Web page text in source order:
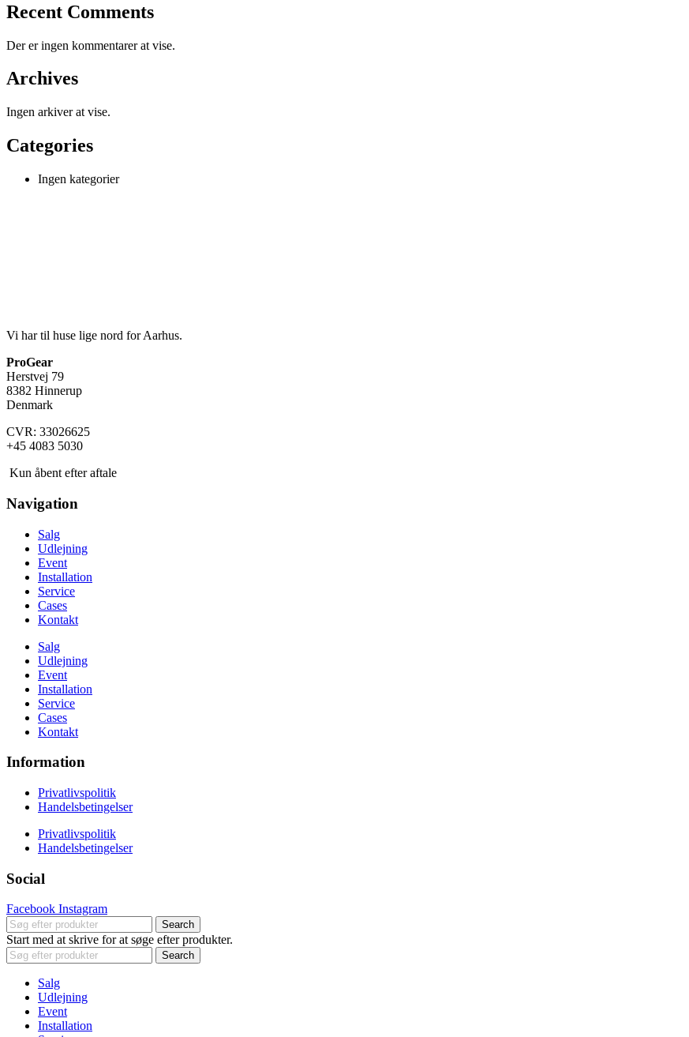
Recent Comments
Der er ingen kommentarer at vise.
Archives
Ingen arkiver at vise.
Categories
Ingen kategorier
Vi har til huse lige nord for Aarhus.
ProGear
Herstvej 79
8382 Hinnerup
Denmark
CVR: 33026625
+45 4083 5030
Kun åbent efter aftale
Navigation
Salg
Udlejning
Event
Installation
Service
Cases
Kontakt
Salg
Udlejning
Event
Installation
Service
Cases
Kontakt
Information
Privatlivspolitik
Handelsbetingelser
Privatlivspolitik
Handelsbetingelser
Social
Facebook Instagram
Search
Start med at skrive for at søge efter produkter.
Search
Salg
Udlejning
Event
Installation